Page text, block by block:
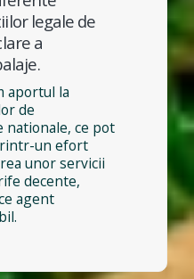
legale de
a
aportul la
de
nationale, ce pot
un efort
unor servicii
decente,
agent